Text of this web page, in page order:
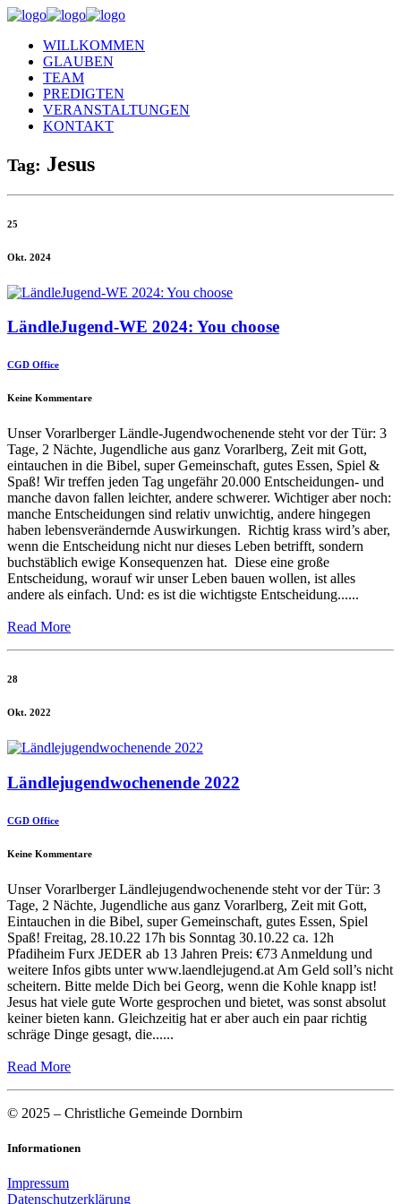
WILLKOMMEN
GLAUBEN
TEAM
PREDIGTEN
VERANSTALTUNGEN
KONTAKT
Tag: Jesus
25
Okt. 2024
LändleJugend-WE 2024: You choose
CGD Office
Keine Kommentare
Unser Vorarlberger Ländle-Jugendwochenende steht vor der Tür: 3
Tage, 2 Nächte, Jugendliche aus ganz Vorarlberg, Zeit mit Gott,
eintauchen in die Bibel, super Gemeinschaft, gutes Essen, Spiel &
Spaß! Wir treffen jeden Tag ungefähr 20.000 Entscheidungen- und
manche davon fallen leichter, andere schwerer. Wichtiger aber noch:
manche Entscheidungen sind relativ unwichtig, andere hingegen
haben lebensverändernde Auswirkungen. Richtig krass wird’s aber,
wenn die Entscheidung nicht nur dieses Leben betrifft, sondern
buchstäblich ewige Konsequenzen hat. Diese eine große
Entscheidung, worauf wir unser Leben bauen wollen, ist alles
andere als einfach. Und: es ist die wichtigste Entscheidung......
Read More
28
Okt. 2022
Ländlejugendwochenende 2022
CGD Office
Keine Kommentare
Unser Vorarlberger Ländlejugendwochenende steht vor der Tür: 3
Tage, 2 Nächte, Jugendliche aus ganz Vorarlberg, Zeit mit Gott,
Eintauchen in die Bibel, super Gemeinschaft, gutes Essen, Spiel
Spaß! Freitag, 28.10.22 17h bis Sonntag 30.10.22 ca. 12h
Pfadiheim Furx JEDER ab 13 Jahren Preis: €73 Anmeldung und
weitere Infos gibts unter www.laendlejugend.at Am Geld soll’s nicht
scheitern. Bitte melde Dich bei Georg, wenn die Kohle knapp ist!
Jesus hat viele gute Worte gesprochen und bietet, was sonst absolut
keiner bieten kann. Gleichzeitig hat er aber auch ein paar richtig
schräge Dinge gesagt, die......
Read More
© 2025 – Christliche Gemeinde Dornbirn
Informationen
Impressum
Datenschutzerklärung